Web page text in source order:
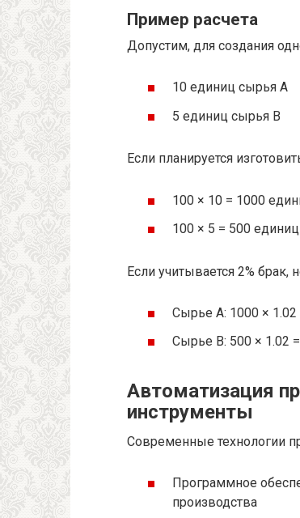
Пример расчета
Допустим, для создания
10 единиц сырья А
5 единиц сырья В
Если планируется
100 × 10 = 1000
100 × 5 = 500
Если учитывается 2% брак,
Сырье А: 1000 × 1.02
Сырье В: 500 × 1.02
Автоматизация
инструменты
Современные технологии
Программное
производства